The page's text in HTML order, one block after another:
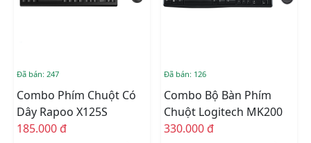
Đã bán: 247
Combo Phím Chuột Có
Dây Rapoo X125S
185.000 đ
Đã bán: 126
Combo Bộ Bàn Phím
Chuột Logitech MK200
330.000 đ